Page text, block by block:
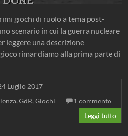
giochi di ruolo a tema post-
scenario in cui la guerra nucleare
leggere una descrizione
rimandiamo alla prima parte di
Luglio 2017
,GdR,Giochi
1 commento
Leggi tutto